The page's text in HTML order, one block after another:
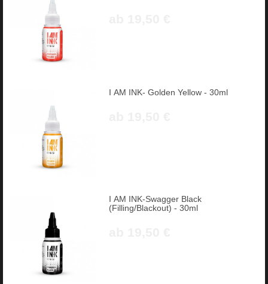
I AM INK- Golden Yellow - 30ml
I AM INK-Swagger Black
(Filling/Blackout) - 30ml